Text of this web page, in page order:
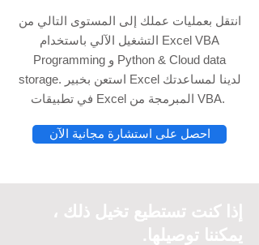
انتقل بعمليات عملك إلى المستوى التالي من
التشغيل الآلي باستخدام Excel VBA
Programming و Python & Cloud data
storage. استعن بخبير Excel لدينا لمساعدتك
في تطبيقات Excel المبرمجة من VBA.
احصل على استشارة مجانية الآن
إذا كنت تستطيع تخيل ذلك ،
يمكننا توصيلها.